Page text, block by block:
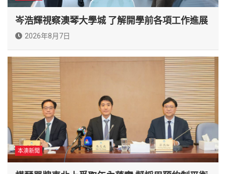
岑浩輝視察澳琴大學城 了解開學前各項工作進展
2026年8月7日
本澳新聞